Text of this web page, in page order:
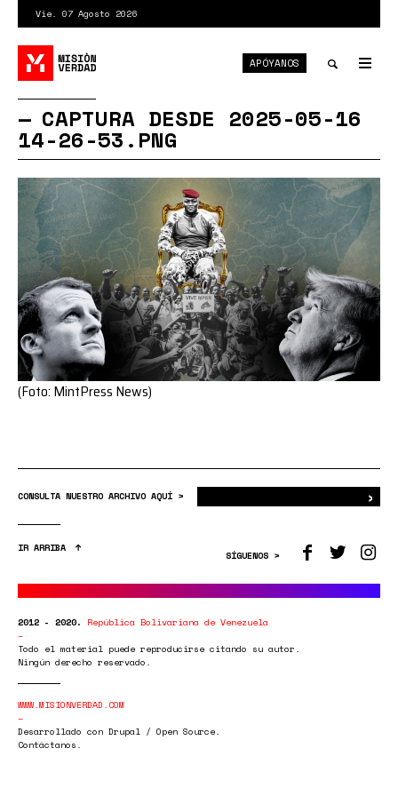
contenido
principal
Vie. 07 Agosto 2026
APÓYANOS
CAPTURA DESDE 2025-05-16
14-26-53.PNG
(Foto: MintPress News)
CONSULTA NUESTRO ARCHIVO AQUÍ > ›
IR ARRIBA
SÍGUENOS >
2012 - 2020. República Bolivariana de Venezuela
Todo el material puede reproducirse citando su autor.
Ningún derecho reservado.
WWW.MISIONVERDAD.COM
Desarrollado con Drupal / Open Source.
Contáctanos.